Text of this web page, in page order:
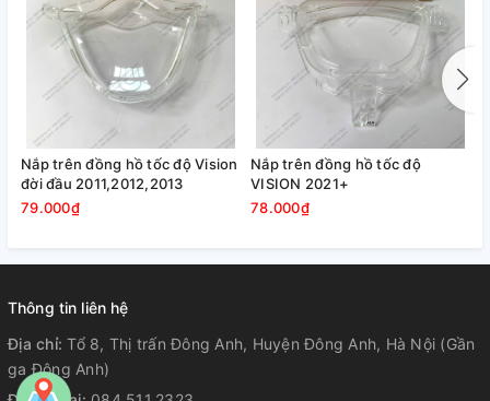
Nắp trên đồng hồ tốc độ Vision
đời đầu 2011,2012,2013
79.000₫
Nắp trên đồng hồ tốc độ
VISION 2021+
78.000₫
Thông tin liên hệ
Địa chỉ:Tổ 8, Thị trấn Đông Anh, Huyện Đông Anh, Hà Nội (Gần
ga Đông Anh)